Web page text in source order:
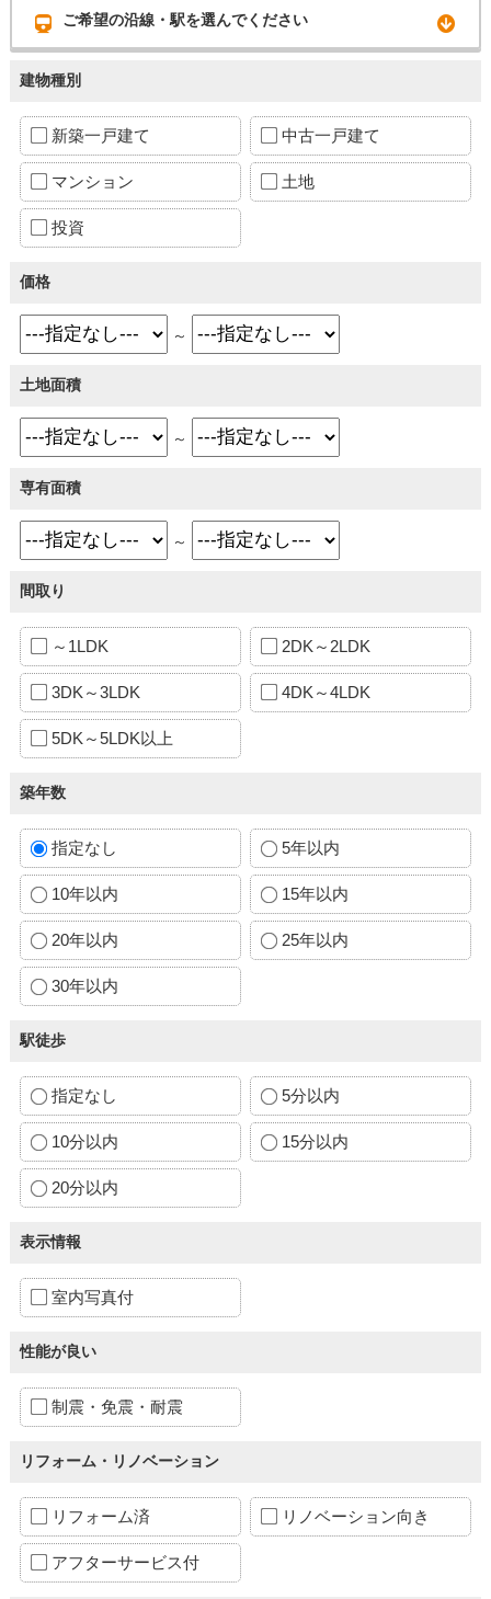
ご希望の沿線・駅を選んでください
建物種別
新築一戸建て 中古一戸建て
マンション 土地
投資
価格
～
土地面積
～
専有面積
～
間取り
～1LDK 2DK～2LDK
3DK～3LDK 4DK～4LDK
5DK～5LDK以上
築年数
指定なし 5年以内
10年以内 15年以内
20年以内 25年以内
30年以内
駅徒歩
指定なし 5分以内
10分以内 15分以内
20分以内
表示情報
室内写真付
性能が良い
制震・免震・耐震
リフォーム・リノベーション
リフォーム済 リノベーション向き
アフターサービス付